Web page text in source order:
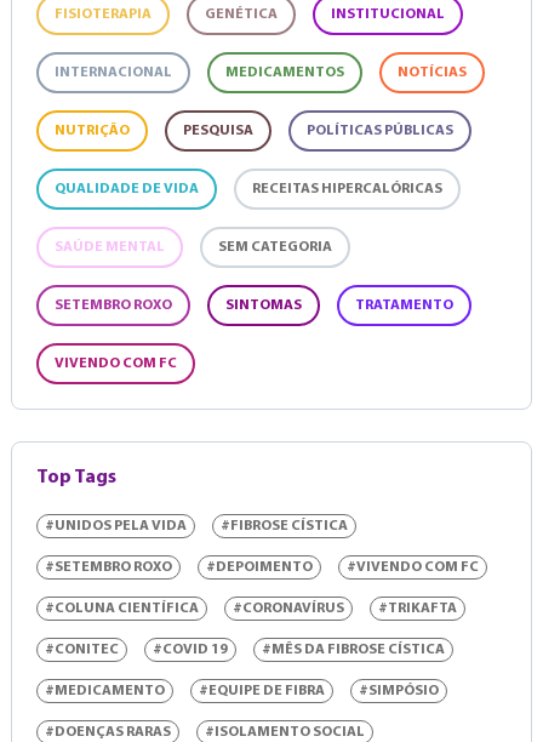
FISIOTERAPIA GENÉTICA INSTITUCIONAL
INTERNACIONAL MEDICAMENTOS NOTÍCIAS
NUTRIÇÃO PESQUISA POLÍTICAS PÚBLICAS
QUALIDADE DE VIDA RECEITAS HIPERCALÓRICAS
SAÚDE MENTAL SEM CATEGORIA
SETEMBRO ROXO SINTOMAS TRATAMENTO
VIVENDO COM FC
Top Tags
#UNIDOS PELA VIDA #FIBROSE CÍSTICA
#SETEMBRO ROXO #DEPOIMENTO #VIVENDO COM FC
#COLUNA CIENTÍFICA #CORONAVÍRUS #TRIKAFTA
#CONITEC #COVID 19 #MÊS DA FIBROSE CÍSTICA
#MEDICAMENTO #EQUIPE DE FIBRA #SIMPÓSIO
#DOENÇAS RARAS #ISOLAMENTO SOCIAL